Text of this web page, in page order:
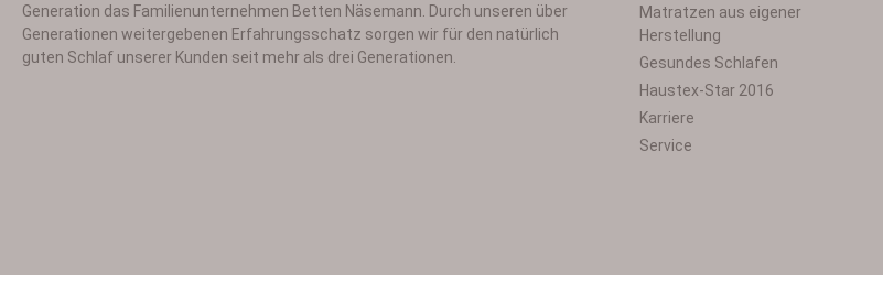
Generation das Familienunternehmen Betten Näsemann. Durch unseren über
Generationen weitergebenen Erfahrungsschatz sorgen wir für den natürlich
guten Schlaf unserer Kunden seit mehr als drei Generationen.
Matratzen aus eigener
Herstellung
Gesundes Schlafen
Haustex-Star 2016
Karriere
Service